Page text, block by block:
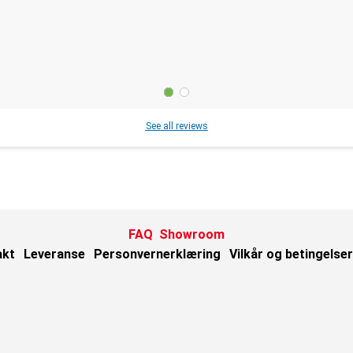
See all reviews
FAQ Showroom
Leveranse Personvernerklæring Vilkår og betingelser